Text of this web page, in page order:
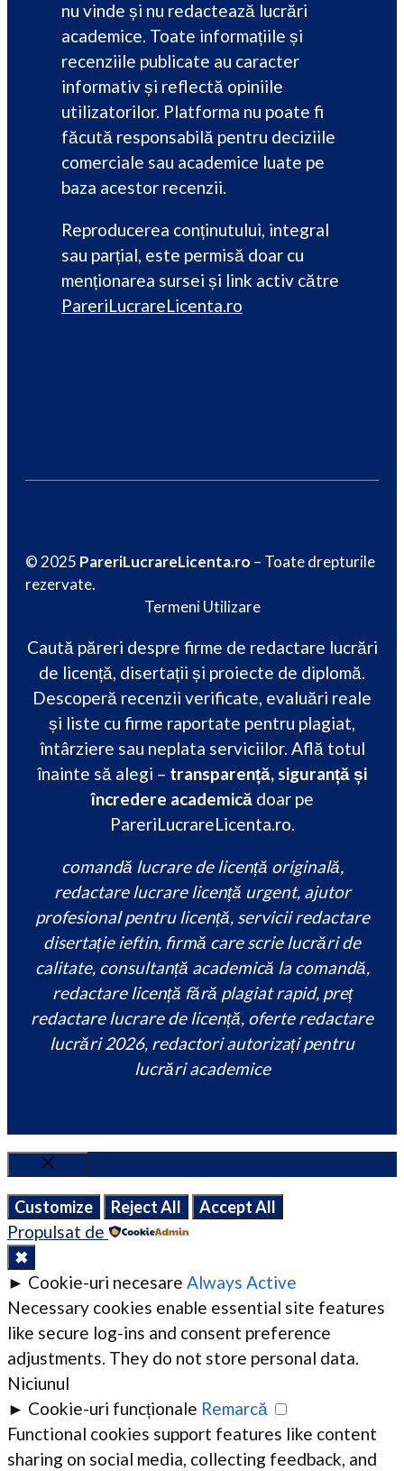
nu vinde și nu redactează lucrări
academice. Toate informațiile și
recenziile publicate au caracter
informativ și reflectă opiniile
utilizatorilor. Platforma nu poate fi
făcută responsabilă pentru deciziile
comerciale sau academice luate pe
baza acestor recenzii.
Reproducerea conținutului, integral
sau parțial, este permisă doar cu
menționarea sursei și link activ către
PareriLucrareLicenta.ro
© 2025 PareriLucrareLicenta.ro – Toate drepturile
rezervate.
Termeni Utilizare
Caută păreri despre firme de redactare lucrări
de licență, disertații și proiecte de diplomă.
Descoperă recenzii verificate, evaluări reale
și liste cu firme raportate pentru plagiat,
întârziere sau neplata serviciilor. Află totul
înainte să alegi – transparență, siguranță și
încredere academicădoar pe
PareriLucrareLicenta.ro.
comandă lucrare de licență originală,
redactare lucrare licență urgent, ajutor
profesional pentru licență, servicii redactare
disertație ieftin, firmă care scrie lucrări de
calitate, consultanță academică la comandă,
redactare licență fără plagiat rapid, preț
redactare lucrare de licență, oferte redactare
lucrări 2026, redactori autorizați pentru
lucrări academice
Close
Customize
Reject All Accept All
Propulsat de
✖
► Cookie-uri necesare Always Active
Necessary cookies enable essential site features
like secure log-ins and consent preference
adjustments. They do not store personal data.
Niciunul
► Cookie-uri funcționale Remarcă
Functional cookies support features like content
sharing on social media, collecting feedback, and